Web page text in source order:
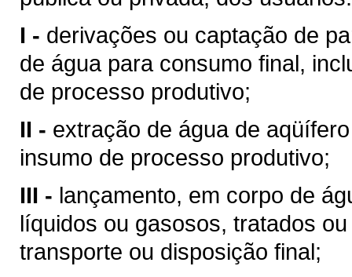
I - derivações ou captação de
de água para consumo final,
de processo produtivo;
II - extração de água de
insumo de processo produtivo;
III - lançamento, em corpo de
líquidos ou gasosos, tratados
transporte ou disposição final;